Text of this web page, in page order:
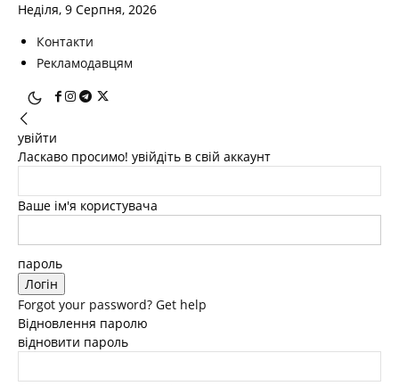
Неділя, 9 Серпня, 2026
Контакти
Рекламодавцям
увійти
Ласкаво просимо! увійдіть в свій аккаунт
Ваше ім'я користувача
пароль
Forgot your password? Get help
Відновлення паролю
відновити пароль